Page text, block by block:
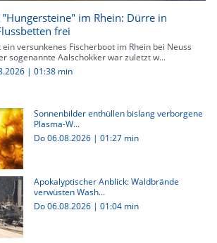
im Rhein: Dürre in
frei
versunkenes Fischerboot im Rhein bei Neuss
sogenannte Aalschokker war zuletzt w...
| 01:38 min
Sonnenbilder enthüllen bislang verborgene
Plasma-W...
Do 06.08.2026 | 01:27 min
Apokalyptischer Anblick: Waldbrände
verwüsten Wash...
Do 06.08.2026 | 01:04 min